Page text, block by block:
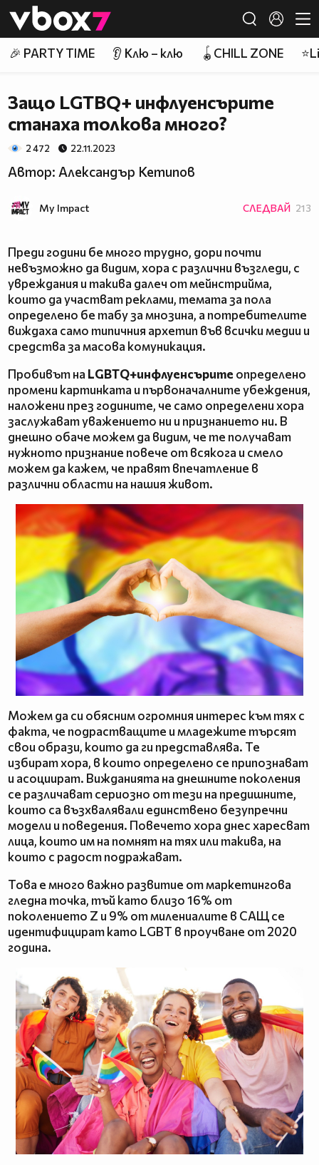
👾
🎉 PARTY TIME 👂 Клю – клю 🪀CHILL ZONE
Защо LGTBQ+ инфлуенсърите
станаха толкова много?
2 472 22.11.2023
Автор: Александър Кетипов
My Impact СЛЕДВАЙ 213
Преди години бе много трудно, дори почти
невъзможно да видим, хора с различни възгледи, с
увреждания и такива далеч от мейнстрийма,
които да участват реклами, темата за пола
определено бе табу за мнозина, а потребителите
виждаха само типичния архетип във всички медии и
средства за масова комуникация.
Пробивът на LGBTQ+инфлуенсърите определено
промени картинката и първоначалните убеждения,
наложени през годините, че само определени хора
заслужават уважението ни и признанието ни. В
днешно обаче можем да видим, че те получават
нужното признание повече от всякога и смело
можем да кажем, че правят впечатление в
различни области на нашия живот.
Можем да си обясним огромния интерес към тях с
факта, че подрастващите и младежите търсят
свои образи, които да ги представлява. Те
избират хора, в които определено се припознават
и асоциират. Вижданията на днешните поколения
се различават сериозно от тези на предишните,
които са възхвалявали единствено безупречни
модели и поведения. Повечето хора днес харесват
лица, които им на помнят на тях или такива, на
които с радост подражават.
Това е много важно развитие от маркетингова
гледна точка, тъй като близо 16% от
поколението Z и 9% от милениалите в САЩ се
идентифицират като LGBT в проучване от 2020
година.